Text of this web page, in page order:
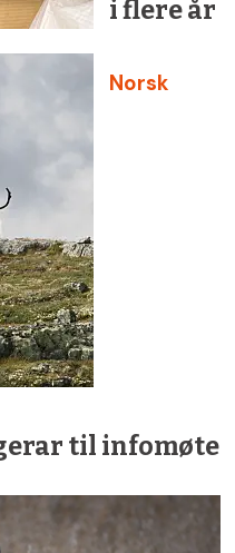
i flere år
Norsk
til infomøte